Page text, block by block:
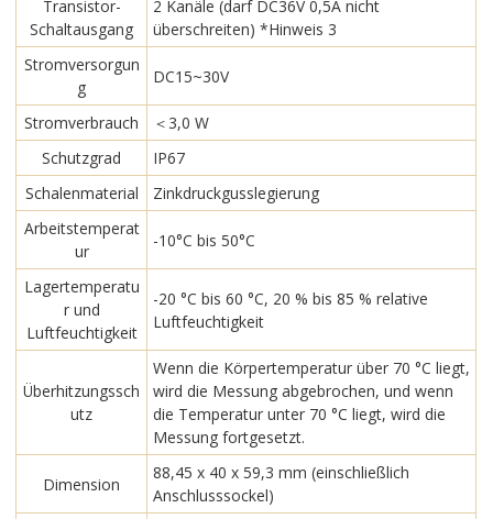
Transistor-
Schaltausgang
2 Kanäle (darf DC36V 0,5A nicht
überschreiten) *Hinweis 3
Stromversorgun
g
DC15~30V
Stromverbrauch
＜3,0 W
Schutzgrad
IP67
Schalenmaterial
Zinkdruckgusslegierung
Arbeitstemperat
ur
-10°C bis 50°C
Lagertemperatu
r und
Luftfeuchtigkeit
-20 °C bis 60 °C, 20 % bis 85 % relative
Luftfeuchtigkeit
Überhitzungssch
utz
Wenn die Körpertemperatur über 70 °C liegt,
wird die Messung abgebrochen, und wenn
die Temperatur unter 70 °C liegt, wird die
Messung fortgesetzt.
Dimension
88,45 x 40 x 59,3 mm (einschließlich
Anschlusssockel)